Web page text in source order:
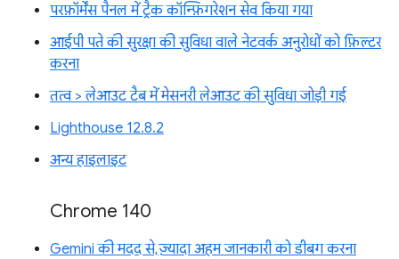
परफ़ॉर्मेंस पैनल में ट्रैक कॉन्फ़िगरेशन सेव किया गया
आईपी पते की सुरक्षा की सुविधा वाले नेटवर्क अनुरोधों को फ़िल्टर
करना
तत्व > लेआउट टैब में मेसनरी लेआउट की सुविधा जोड़ी गई
Lighthouse 12.8.2
अन्य हाइलाइट
Chrome 140
Gemini की मदद से, ज़्यादा अहम जानकारी को डीबग करना